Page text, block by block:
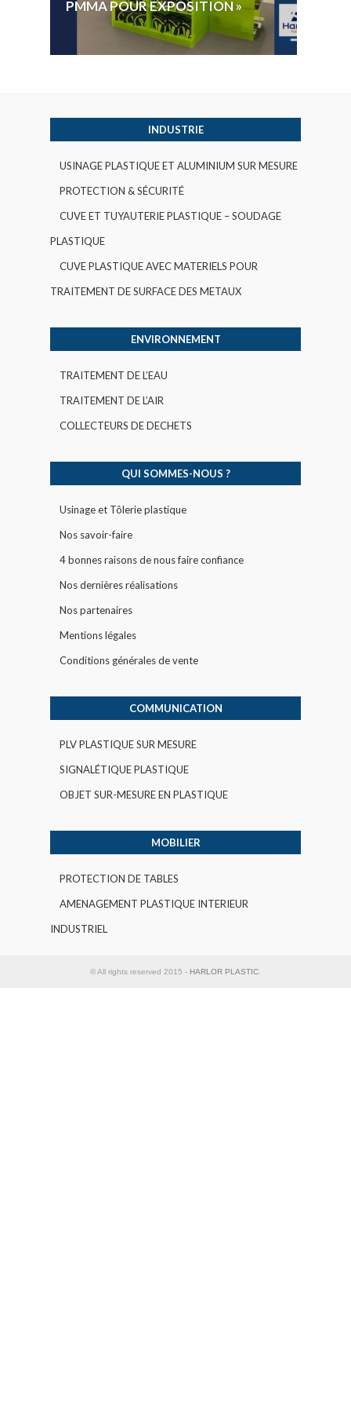
PMMA POUR EXPOSITION »
INDUSTRIE
USINAGE PLASTIQUE ET ALUMINIUM SUR MESURE
PROTECTION & SÉCURITÉ
CUVE ET TUYAUTERIE PLASTIQUE – SOUDAGE
PLASTIQUE
CUVE PLASTIQUE AVEC MATERIELS POUR
TRAITEMENT DE SURFACE DES METAUX
ENVIRONNEMENT
TRAITEMENT DE L’EAU
TRAITEMENT DE L’AIR
COLLECTEURS DE DECHETS
QUI SOMMES-NOUS ?
Usinage et Tôlerie plastique
Nos savoir-faire
4 bonnes raisons de nous faire confiance
Nos dernières réalisations
Nos partenaires
Mentions légales
Conditions générales de vente
COMMUNICATION
PLV PLASTIQUE SUR MESURE
SIGNALÉTIQUE PLASTIQUE
OBJET SUR-MESURE EN PLASTIQUE
MOBILIER
PROTECTION DE TABLES
AMENAGEMENT PLASTIQUE INTERIEUR
INDUSTRIEL
© All rights reserved 2015 - HARLOR PLASTIC